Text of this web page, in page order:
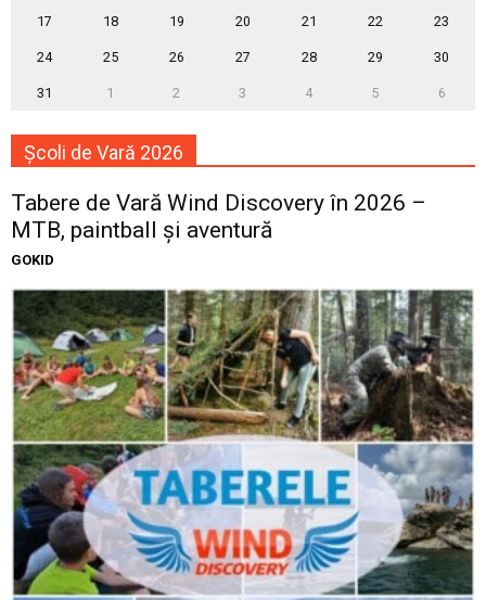
17 18 19 20 21 22 23
24 25 26 27 28 29 30
31 1 2 3 4 5 6
Școli de Vară 2026
Tabere de Vară Wind Discovery în 2026 –
MTB, paintball și aventură
GOKID